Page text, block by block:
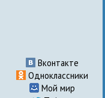
Вконтакте
Одноклассники
Мой мир